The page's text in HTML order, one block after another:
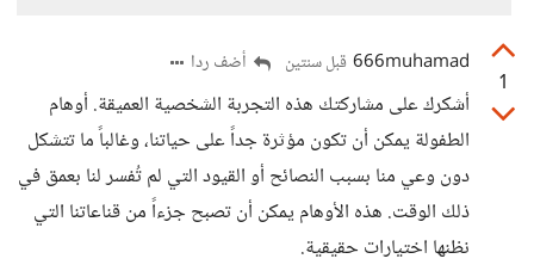
1
666muhamad قبل سنتين أضف ردا
أشكرك على مشاركتك هذه التجربة الشخصية العميقة. أوهام
الطفولة يمكن أن تكون مؤثرة جداً على حياتنا، وغالباً ما تتشكل
دون وعي منا بسبب النصائح أو القيود التي لم تُفسر لنا بعمق في
ذلك الوقت. هذه الأوهام يمكن أن تصبح جزءاً من قناعاتنا التي
نظنها اختيارات حقيقية.